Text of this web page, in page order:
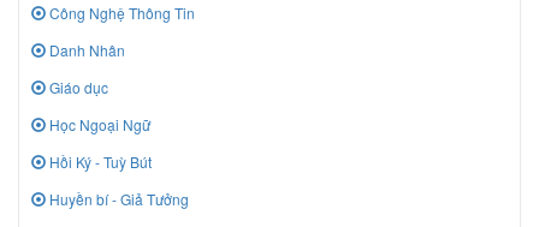
Công Nghệ Thông Tin
Danh Nhân
Giáo dục
Học Ngoại Ngữ
Hồi Ký - Tuỳ Bút
Huyền bí - Giả Tưởng